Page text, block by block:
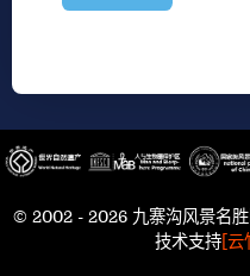
© 2002 - 2026 九寨沟风景名
技术支持[云